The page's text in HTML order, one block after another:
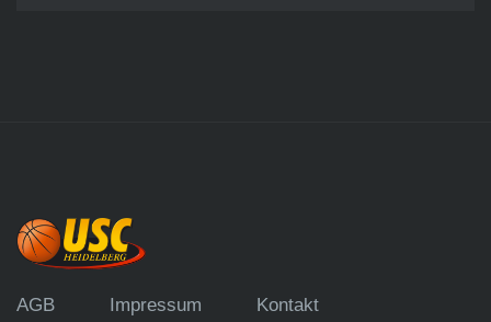
AGB Impressum
Kontakt